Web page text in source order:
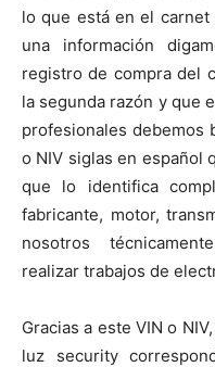
lo que está en el
una información
registro de compra del
la segunda razón y que
profesionales debemos
o NIV siglas en español
que lo identifica
fabricante, motor,
nosotros
realizar trabajos de
Gracias a este VIN o
luz security